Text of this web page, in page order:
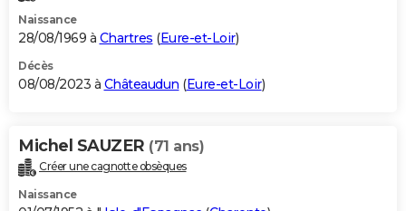
Naissance
28/08/1969 à Chartres (Eure-et-Loir)
Décès
08/08/2023 à Châteaudun (Eure-et-Loir)
Michel SAUZER (71 ans)
Créer une cagnotte obsèques
Naissance